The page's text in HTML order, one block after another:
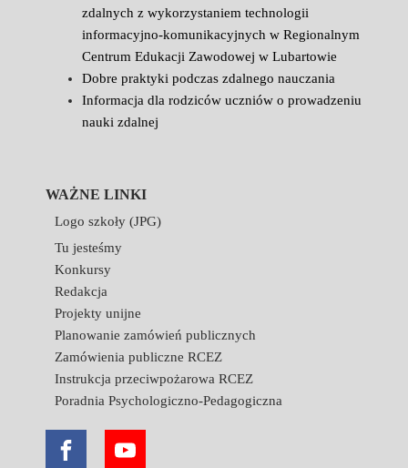
zdalnych z wykorzystaniem technologii
informacyjno-komunikacyjnych w Regionalnym
Centrum Edukacji Zawodowej w Lubartowie
Dobre praktyki podczas zdalnego nauczania
Informacja dla rodziców uczniów o prowadzeniu
nauki zdalnej
WAŻNE LINKI
Logo szkoły (JPG)
Tu jesteśmy
Konkursy
Redakcja
Projekty unijne
Planowanie zamówień publicznych
Zamówienia publiczne RCEZ
Instrukcja przeciwpożarowa RCEZ
Poradnia Psychologiczno-Pedagogiczna